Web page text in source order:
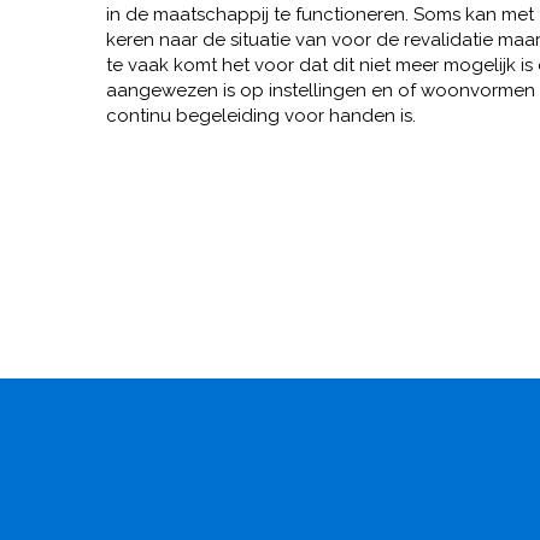
in de maatschappij te functioneren. Soms kan met
keren naar de situatie van voor de revalidatie
te vaak komt het voor dat dit niet meer mogelijk is
aangewezen is op instellingen en of woonvormen
continu begeleiding voor handen is.